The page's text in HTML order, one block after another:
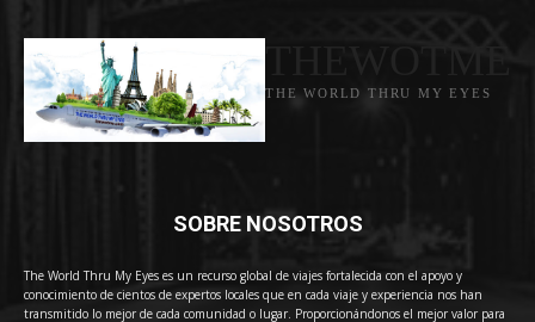
THE WORLD THRU MY EYES
SOBRE NOSOTROS
The World Thru My Eyes es un recurso global de viajes fortalecida con el apoyo y
conocimiento de cientos de expertos locales que en cada viaje y experiencia nos han
transmitido lo mejor de cada comunidad o lugar. Proporcionándonos el mejor valor para